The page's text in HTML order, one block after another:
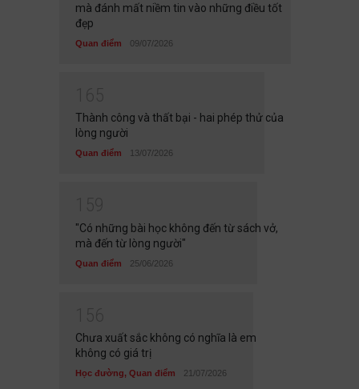
mà đánh mất niềm tin vào những điều tốt
đẹp
Quan điểm 09/07/2026
Thành công và thất bại - hai phép thử của
lòng người
Quan điểm 13/07/2026
"Có những bài học không đến từ sách vở,
mà đến từ lòng người"
Quan điểm 25/06/2026
Chưa xuất sắc không có nghĩa là em
không có giá trị
Học đường, Quan điểm 21/07/2026